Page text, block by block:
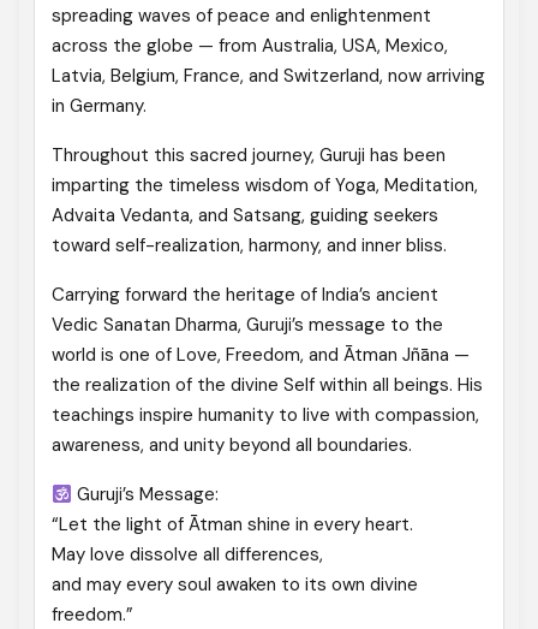
spreading waves of peace and enlightenment
across the globe — from Australia, USA, Mexico,
Latvia, Belgium, France, and Switzerland, now arriving
in Germany.
Throughout this sacred journey, Guruji has been
imparting the timeless wisdom of Yoga, Meditation,
Advaita Vedanta, and Satsang, guiding seekers
toward self-realization, harmony, and inner bliss.
Carrying forward the heritage of India’s ancient
Vedic Sanatan Dharma, Guruji’s message to the
world is one of Love, Freedom, and Ātman Jñāna —
the realization of the divine Self within all beings. His
teachings inspire humanity to live with compassion,
awareness, and unity beyond all boundaries.
Guruji’s Message:
“Let the light of Ātman shine in every heart.
May love dissolve all differences,
and may every soul awaken to its own divine
freedom.”